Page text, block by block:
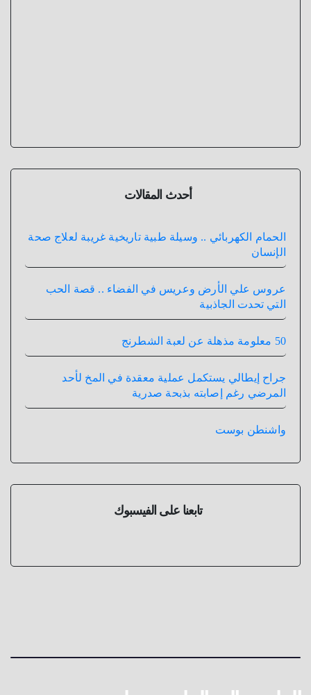
أحدث المقالات
الحمام الكهربائي .. وسيلة طبية تاريخية غريبة لعلاج صحة
الإنسان
عروس علي الأرض وعريس في الفضاء .. قصة الحب
التي تحدت الجاذبية
50 معلومة مذهلة عن لعبة الشطرنج
جراح إيطالي يستكمل عملية معقدة في المخ لأحد
المرضي رغم إصابته بذبحة صدرية
واشنطن بوست
تابعنا على الفيسبوك